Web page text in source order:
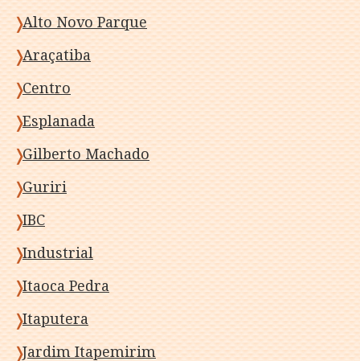
Alto Novo Parque
Araçatiba
Centro
Esplanada
Gilberto Machado
Guriri
IBC
Industrial
Itaoca Pedra
Itaputera
Jardim Itapemirim